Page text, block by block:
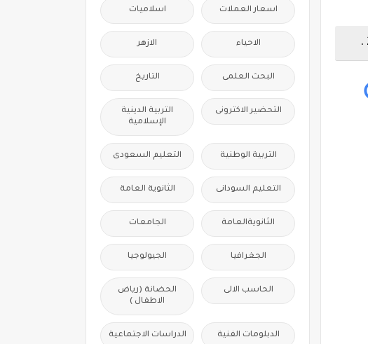
اسعار العملات اسلاميات
الاحياء الازهر
البحث العلمى التاريخ
التحضير الاكترونى
التربية الدينية
الإسلامية
التربية الوطنية التعليم السعودى
التعليم السودانى الثانوية العامة
الثانويةالعامة الجامعات
الجغرافيا الجيولوجيا
الحاسب الالى
الحضانة (رياض
الاطفال )
الدبلومات الفنية الدراسات الاجتماعية